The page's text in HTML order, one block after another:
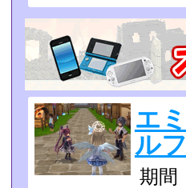
エ
ル
期間